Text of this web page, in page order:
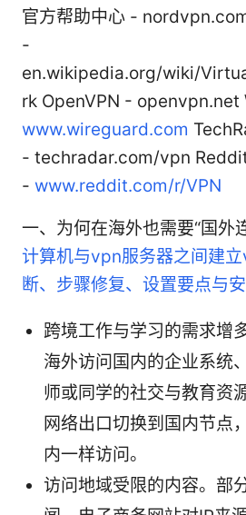
官方帮助中心 -
-
en.wikipedia.org/wiki/
rk OpenVPN - openvpn.net
www.wireguard.com
- techradar.com/vpn
- www.reddit.com/r/VPN
一、为何在海外也需要“国外
计算机与vpn服务器之间建
断、步骤修复、设置要点与
跨境工作与学习的需求增
海外访问国内的企业系统
师或同学的社交与教育资
网络出口切换到国内节点
内一样访问。
访问地域受限的内容。部